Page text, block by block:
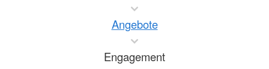
Angebote
Engagement